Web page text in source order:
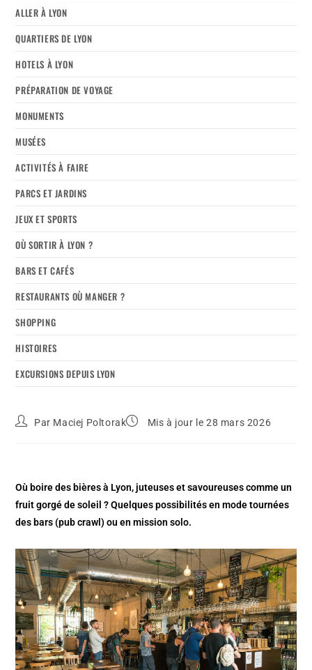
ALLER À LYON
QUARTIERS DE LYON
HOTELS À LYON
PRÉPARATION DE VOYAGE
MONUMENTS
MUSÉES
ACTIVITÉS À FAIRE
PARCS ET JARDINS
JEUX ET SPORTS
OÙ SORTIR À LYON ?
BARS ET CAFÉS
RESTAURANTS OÙ MANGER ?
SHOPPING
HISTOIRES
EXCURSIONS DEPUIS LYON
Par Maciej Poltorak Mis à jour le 28 mars 2026
Où boire des bières à Lyon, juteuses et savoureuses comme un
fruit gorgé de soleil ? Quelques possibilités en mode tournées
des bars (pub crawl) ou en mission solo.